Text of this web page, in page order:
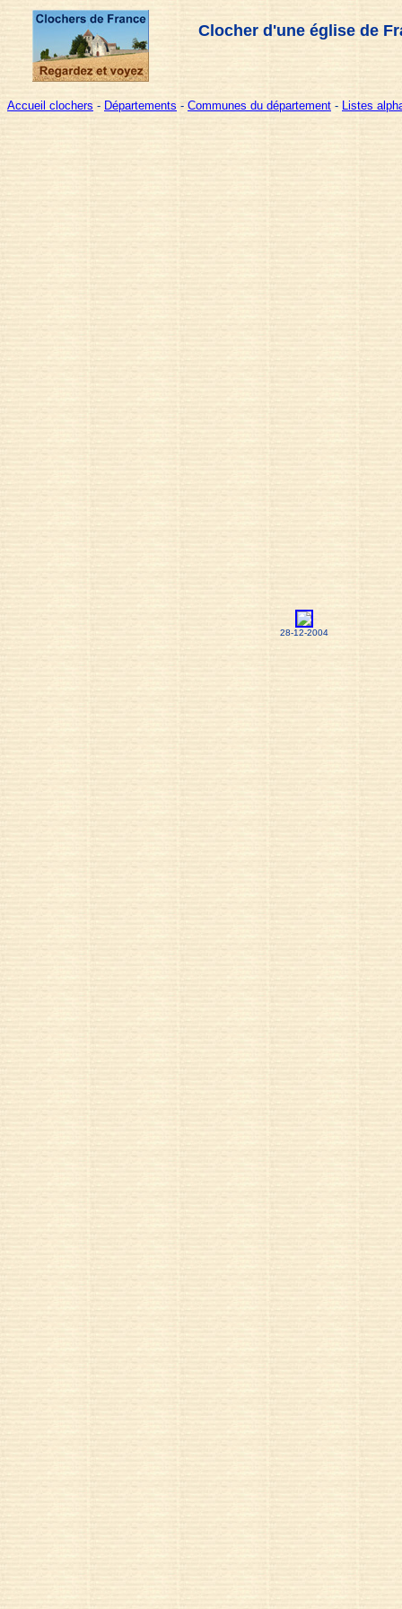
Clocher d'une église de
Accueil clochers - Départements - Communes du département - Listes
28-12-2004